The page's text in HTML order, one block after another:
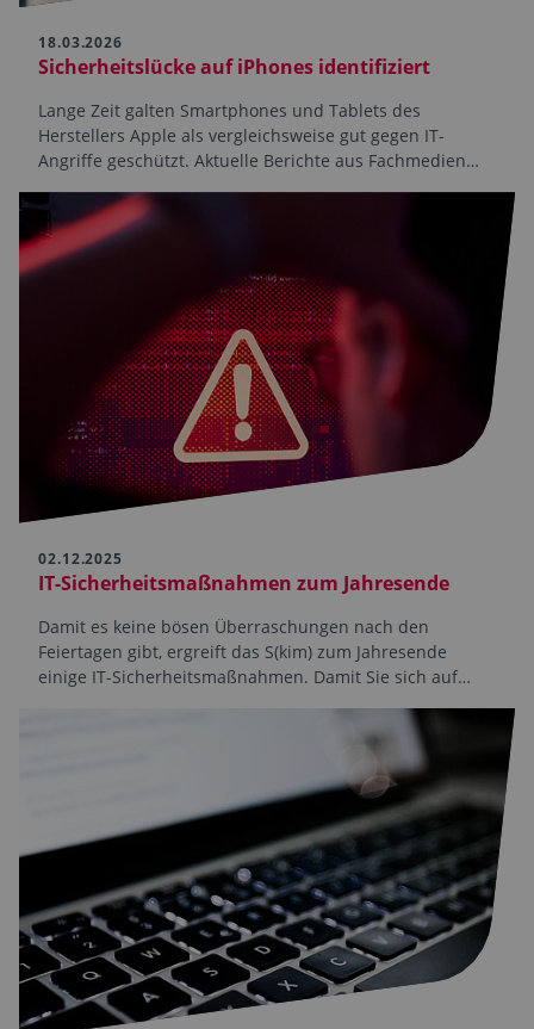
18.03.2026
Sicherheitslücke auf iPhones identifiziert
Lange Zeit galten Smartphones und Tablets des
Herstellers Apple als vergleichsweise gut gegen IT-
Angriffe geschützt. Aktuelle Berichte aus Fachmedien…
02.12.2025
IT-Sicherheitsmaßnahmen zum Jahresende
Damit es keine bösen Überraschungen nach den
Feiertagen gibt, ergreift das S(kim) zum Jahresende
einige IT-Sicherheitsmaßnahmen. Damit Sie sich auf…